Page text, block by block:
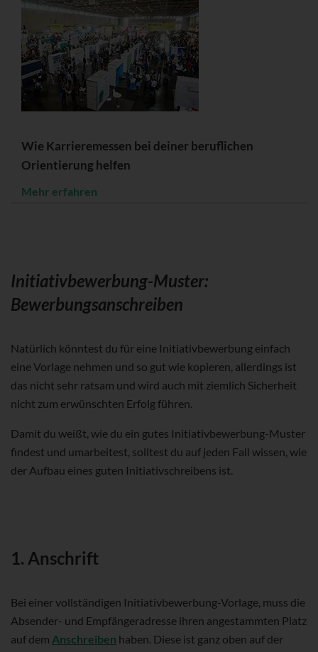
Wie Karrieremessen bei deiner beruflichen
Orientierung helfen
Mehr erfahren
Initiativbewerbung-Muster:
Bewerbungsanschreiben
Natürlich könntest du für eine Initiativbewerbung einfach
eine Vorlage nehmen und so gut wie kopieren, allerdings ist
das nicht sehr ratsam und wird auch mit ziemlich Sicherheit
nicht zum erwünschten Erfolg führen.
Damit du weißt, wie du ein gutes Initiativbewerbung-Muster
findest und umarbeitest, solltest du auf jeden Fall wissen, wie
der Aufbau eines guten Initiativschreibens ist.
1. Anschrift
Bei einer vollständigen Initiativbewerbung-Vorlage, muss die
Absender- und Empfängeradresse ihren angestammten Platz
auf dem Anschreiben haben. Diese ist ganz oben auf der